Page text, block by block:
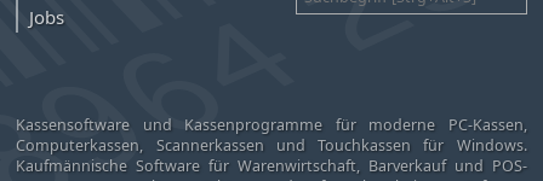
Jobs
Kassensoftware und Kassenprogramme für moderne PC-Kassen,
Computerkassen, Scannerkassen und Touchkassen für Windows.
Kaufmännische Software für Warenwirtschaft, Barverkauf und POS-